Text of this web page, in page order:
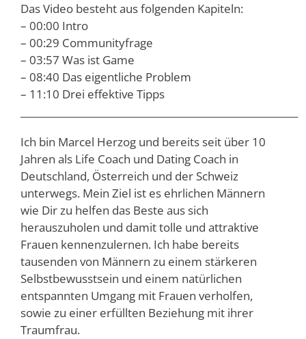
Das Video besteht aus folgenden Kapiteln:
– 00:00 Intro
– 00:29 Communityfrage
– 03:57 Was ist Game
– 08:40 Das eigentliche Problem
– 11:10 Drei effektive Tipps
Ich bin Marcel Herzog und bereits seit über 10
Jahren als Life Coach und Dating Coach in
Deutschland, Österreich und der Schweiz
unterwegs. Mein Ziel ist es ehrlichen Männern
wie Dir zu helfen das Beste aus sich
herauszuholen und damit tolle und attraktive
Frauen kennenzulernen. Ich habe bereits
tausenden von Männern zu einem stärkeren
Selbstbewusstsein und einem natürlichen
entspannten Umgang mit Frauen verholfen,
sowie zu einer erfüllten Beziehung mit ihrer
Traumfrau.